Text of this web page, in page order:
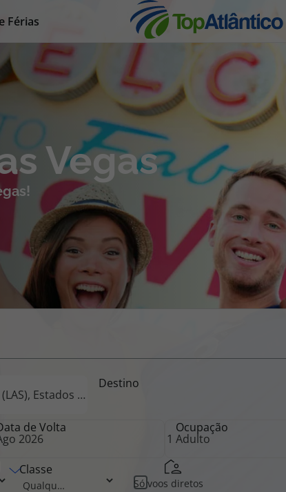
Férias
TopViagens
Vegas
Destino
de Volta Ocupação
Classe
Só voos diretos